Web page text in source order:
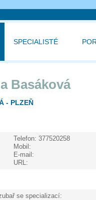
SPECIALISTÉ
Basáková
- PLZEŇ
Telefon:
Mobil:
E-mail:
URL:
377520258
se specializací: